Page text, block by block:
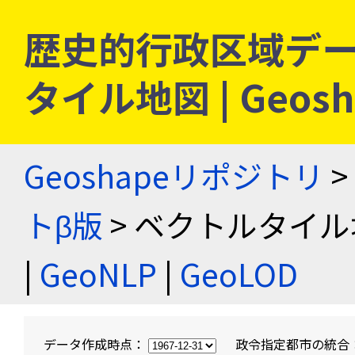
歴史的行政区域デ
タイル地図 |
Geoshapeリポジトリ >
トβ版 > ベクトルタイ
| GeoNLP | GeoLOD
データ作成時点： 政令指定都市の統